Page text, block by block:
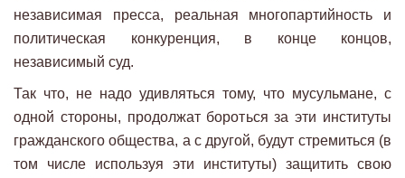
независимая пресса, реальная многопартийность и
политическая конкуренция, в конце концов,
независимый суд.
Так что, не надо удивляться тому, что мусульмане, с
одной стороны, продолжат бороться за эти институты
гражданского общества, а с другой, будут стремиться (в
том числе используя эти институты) защитить свою